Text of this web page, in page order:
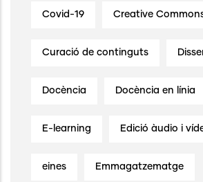
Covid-19 Creative
Curació de continguts
Docència Docència en línia
E-learning Edició àudio i
eines Emmagatzematge